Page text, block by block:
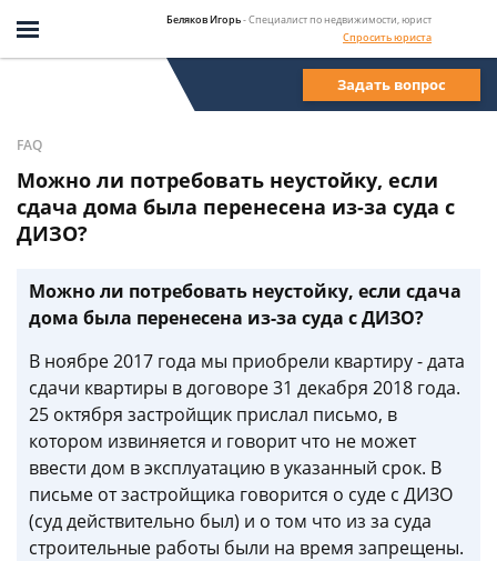
Беляков Игорь- Специалист по недвижимости, юрист
Спросить юриста
Задать вопрос
FAQ
Можно ли потребовать неустойку, если
сдача дома была перенесена из-за суда с
ДИЗО?
Можно ли потребовать неустойку, если сдача
дома была перенесена из-за суда с ДИЗО?
В ноябре 2017 года мы приобрели квартиру - дата
сдачи квартиры в договоре 31 декабря 2018 года.
25 октября застройщик прислал письмо, в
котором извиняется и говорит что не может
ввести дом в эксплуатацию в указанный срок. В
письме от застройщика говорится о суде с ДИЗО
(суд действительно был) и о том что из за суда
строительные работы были на время запрещены.